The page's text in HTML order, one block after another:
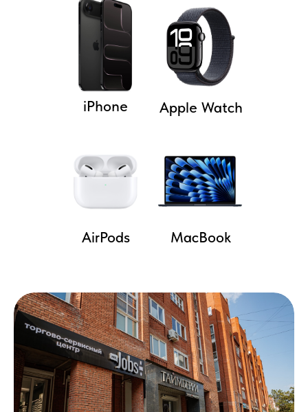
MacBook
AirPods
iPhone Apple Watch